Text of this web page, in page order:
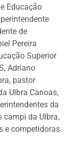
Educação
de
Pereira
Superior
Adriano
pastor
Ulbra Canoas,
da
campi da Ulbra,
e competidoras.